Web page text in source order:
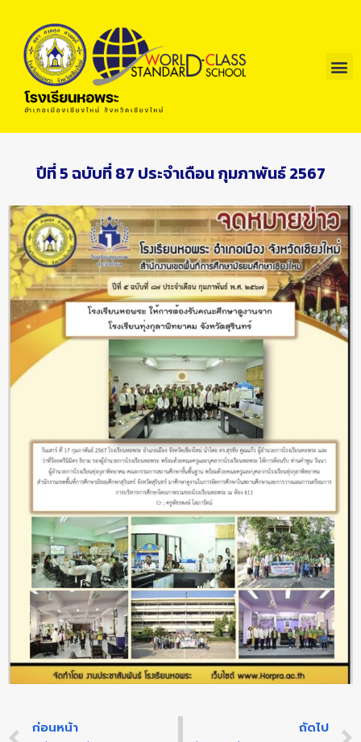
ปีที่ 5 ฉบับที่ 87 ประจำเดือน กุมภาพันธ์ 2567
ก่อนหน้า ถัดไป